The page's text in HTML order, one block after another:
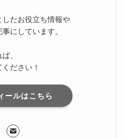
たお役立ち情報や
にしています。
、
ださい！
ールはこちら